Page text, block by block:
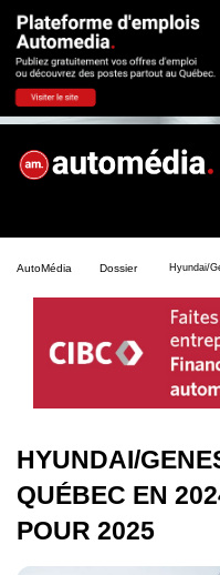
AutoMédia Dossier Hyundai/
HYUNDAI/
QUÉBEC EN
POUR 2025